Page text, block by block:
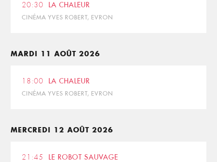
20:30 LA CHALEUR
CINÉMA YVES ROBERT, EVRON
MARDI 11 AOÛT 2026
18:00 LA CHALEUR
CINÉMA YVES ROBERT, EVRON
MERCREDI 12 AOÛT 2026
21:45 LE ROBOT SAUVAGE